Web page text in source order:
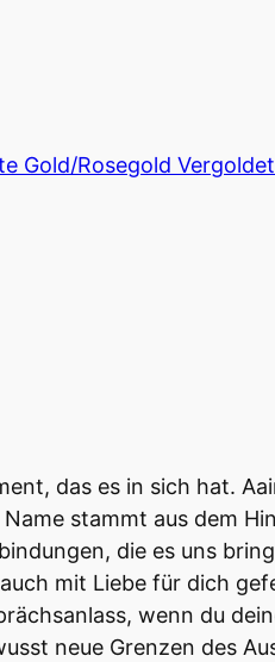
Gold/Rosegold
das es in sich hat.
stammt aus dem
die es uns
mit Liebe für dich
wenn du
neue Grenzen des